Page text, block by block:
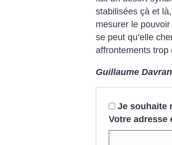
stabilisées çà et
mesurer le
se peut qu’elle
affrontements trop
Guillaume
Je souhaite
Votre adresse